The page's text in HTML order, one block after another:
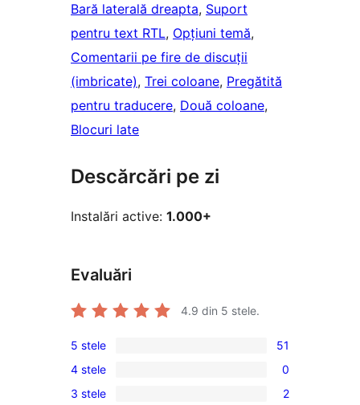
Bară laterală dreapta, Suport
pentru text RTL, Opțiuni temă
Comentarii pe fire de discuții
(imbricate), Trei coloane, Pregătită
pentru traducere, Două coloane
Blocuri late
Descărcări pe zi
Instalări active: 1.000+
Evaluări
4.9 din 5 stele.
51
5
–
5 stele 51
0
4
4 stele 0
3 stele 2